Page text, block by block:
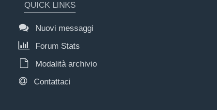
QUICK LINKS
Nuovi messaggi
Forum Stats
Modalità archivio
Contattaci